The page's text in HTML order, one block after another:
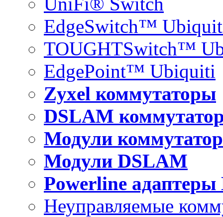
EdgeSwitch™
TOUGHTSwitch™
EdgePoint™ Ubiquiti
Zyxel коммутаторы
DSLAM
Модули
Модули DSLAM
Powerline адаптеры
Неуправляемые